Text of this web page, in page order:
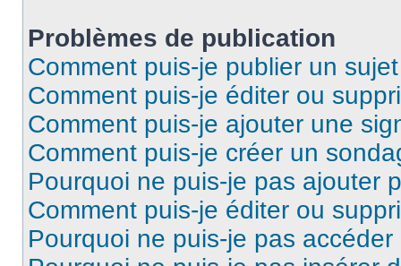
Problèmes de publication
Comment puis-je publier un
Comment puis-je éditer ou
Comment puis-je ajouter une
Comment puis-je créer un
Pourquoi ne puis-je pas ajouter
Comment puis-je éditer ou
Pourquoi ne puis-je pas